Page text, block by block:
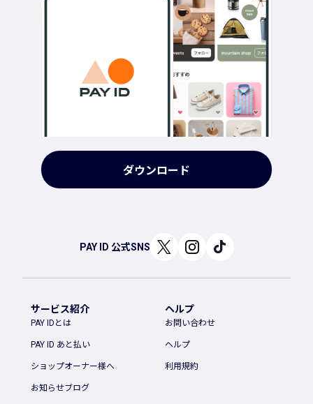
ダウンロード
PAY ID 公式SNS
サービス紹介
PAY IDとは
PAY ID あと払い
ショップオーナー様へ
お知らせブログ
ヘルプ
お問い合わせ
ヘルプ
利用規約